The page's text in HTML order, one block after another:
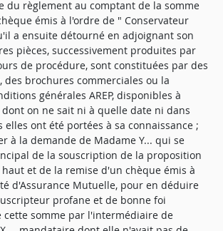
du règlement au comptant de la somme
émis à l'ordre de " Conservateur
a ensuite détourné en adjoignant son
pièces, successivement produites par
de procédure, sont constituées par des
des brochures commerciales ou la
générales AREP, disponibles à
on ne sait ni à quelle date ni dans
ont été portées à sa connaissance ;
à la demande de Madame Y... qui se
de la souscription de la proposition
haut et de la remise d'un chèque émis à
d'Assurance Mutuelle, pour en déduire
profane et de bonne foi
cette somme par l'intermédiaire de